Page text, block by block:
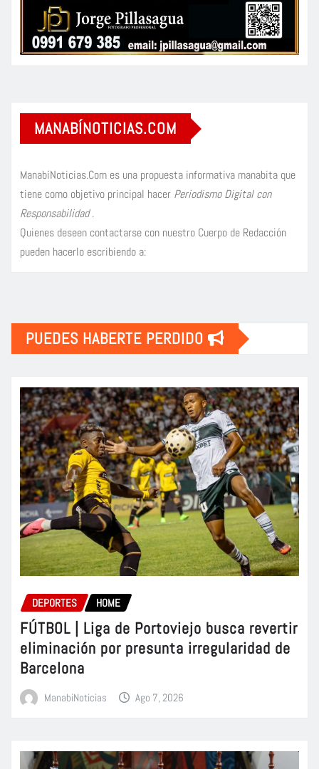
MANABÍNOTICIAS.COM
ManabíNoticias.Com es una propuesta informativa manabita que
tiene como objetivo principal hacer Periodismo Digital con
Responsabilidad.
Quienes deseen contactarse con nuestro Cuerpo de Redacción
pueden hacerlo escribiendo a:
PUEDES HABERTE PERDIDO
DEPORTES HOME
FÚTBOL | Liga de Portoviejo busca revertir
eliminación por presunta irregularidad de
Barcelona
ManabiNoticias Ago 7, 2026